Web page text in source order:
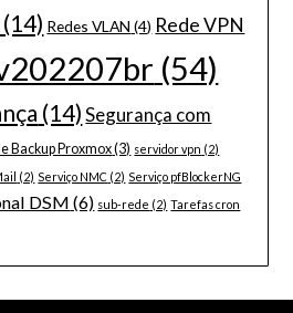
(14) Redes VLAN (4) Rede VPN
(54)
(14) Segurança com
Backup Proxmox(3) servidor vpn (2)
(2) Serviço NMC (2) Serviço pfBlockerNG
DSM (6) sub-rede (2) Tarefas cron